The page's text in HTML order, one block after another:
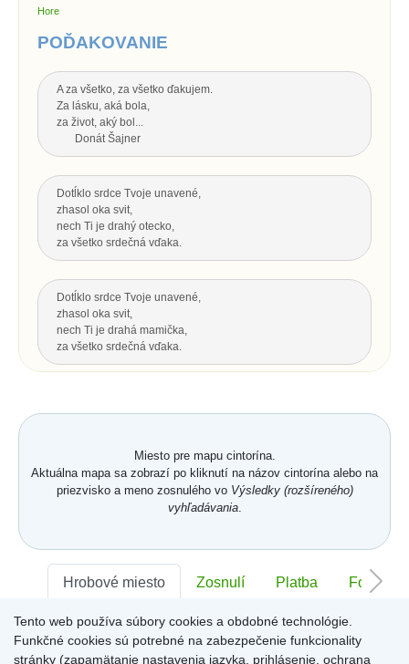
Hore
POĎAKOVANIE
A za všetko, za všetko ďakujem.
Za lásku, aká bola,
za život, aký bol...
Donát Šajner
Dotĺklo srdce Tvoje unavené,
zhasol oka svit,
nech Ti je drahý otecko,
za všetko srdečná vďaka.
Dotĺklo srdce Tvoje unavené,
zhasol oka svit,
nech Ti je drahá mamička,
za všetko srdečná vďaka.
čo s vďakou dnes Ti môžem dať...
a potom už len spomínať.
Hore
Nech je vôľa Tvoja nám všetkým,
ako vtákom je a hmyzu,
S. K. Neumann
Miesto pre mapu cintorína.
Aktuálna mapa sa zobrazí po kliknutí na názov cintorína alebo na
priezvisko a meno zosnulého vo Výsledky (rozšíreného)
vyhľadávania.
Hrobové miesto Zosnulí Platba Foto
Sektor:- Rad:- Číslo:-
Tento web používa súbory cookies a obdobné technológie.
Funkčné cookies sú potrebné na zabezpečenie funkcionality
stránky (zapamätanie nastavenia jazyka, prihlásenie, ochrana